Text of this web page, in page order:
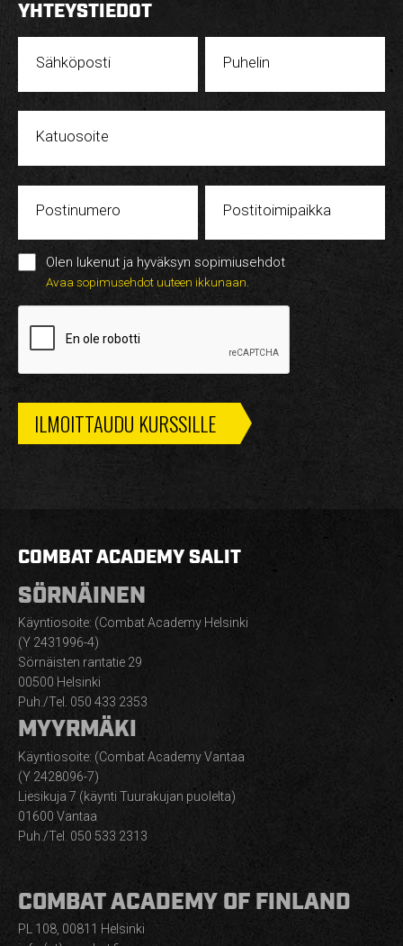
YHTEYSTIEDOT
Sähköposti Puhelin
Katuosoite
Postinumero Postitoimipaikka
Olen lukenut ja hyväksyn sopimiusehdot
Avaa sopimusehdot uuteen ikkunaan.
ILMOITTAUDU KURSSILLE
COMBAT ACADEMY SALIT
SÖRNÄINEN
Käyntiosoite: (Combat Academy Helsinki
(Y 2431996-4)
Sörnäisten rantatie 29
00500 Helsinki
Puh./Tel. 050 433 2353
MYYRMÄKI
Käyntiosoite: (Combat Academy Vantaa
(Y 2428096-7)
Liesikuja 7 (käynti Tuurakujan puolelta)
01600 Vantaa
Puh./Tel. 050 533 2313
COMBAT ACADEMY OF FINLAND
PL 108, 00811 Helsinki